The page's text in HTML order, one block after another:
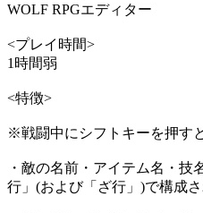
WOLF RPGエディター
<プレイ時間>
1時間弱
<特徴>
※戦闘中にシフトキーを押す
・敵の名前・アイテム名・技
行」(および「ざ行」)で構成さ